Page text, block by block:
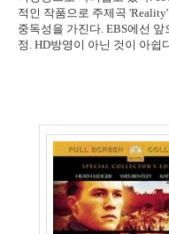
적인 작품으로 주제곡
중독성을 가진다. EBS에선
정. HD방영이 아닌 것이 아쉽